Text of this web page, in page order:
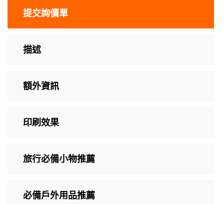
提交詢價單
描述
額外資訊
印刷效果
旅行必備小物推薦
必備戶外用品推薦